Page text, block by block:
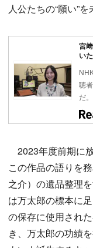
人公たちの“願い”
宮
い
聴
だ
2023年度前期に
この作品の語りを
之介）の遺品整理
は万太郎の標本に
の保存に使用され
き、万太郎の功績